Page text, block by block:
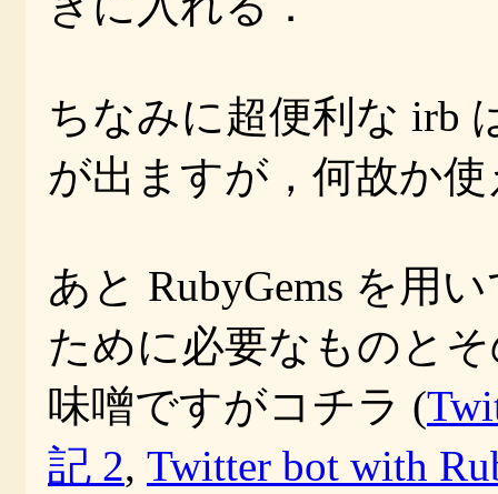
ちなみに超便利な irb
が出ますが，何故か
あと RubyGems を用
ために必要なものと
味噌ですがコチラ (
記 2, Twitter bot with